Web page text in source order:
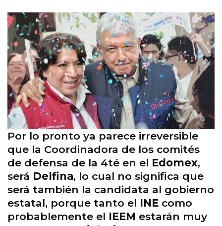
Por lo pronto ya parece irreversible
que la Coordinadora de los comités
de defensa de la 4té en el Edomex,
será Delfina, lo cual no significa que
será también la candidata al gobierno
estatal, porque tanto el INE como
probablemente el IEEM estarán muy